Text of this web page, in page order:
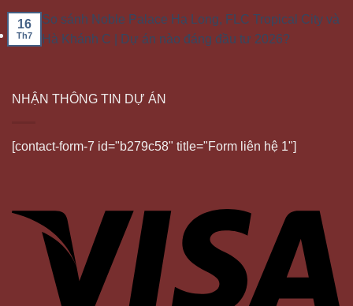
16
Th7
So sánh Noble Palace Hạ Long, FLC Tropical City và
Hà Khánh C | Dự án nào đáng đầu tư 2026?
NHẬN THÔNG TIN DỰ ÁN
[contact-form-7 id="b279c58" title="Form liên hệ 1"]